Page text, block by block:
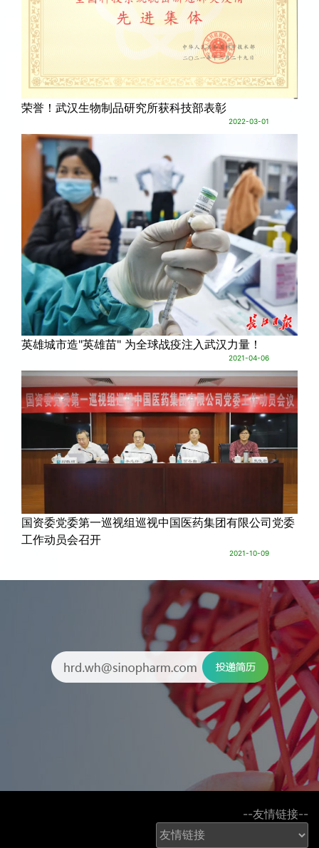
荣誉！武汉生物制品研究所获科技部表彰
2022-03-01
英雄城市造"英雄苗" 为全球战疫注入武汉力量！
2021-04-06
国资委党委第一巡视组巡视中国医药集团有限公司党委
工作动员会召开
2021-10-09
--友情链接--